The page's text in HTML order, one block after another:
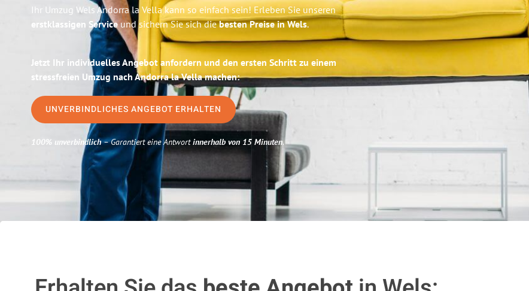
Ihr Umzug Wels Andorra la Vella kann so einfach sein! Erleben Sie unseren
erstklassigen Serviceund sichern Sie sich diebesten Preise in Wels.
Jetzt Ihr individuelles Angebot anfordern und den ersten Schritt zu einem
stressfreien Umzug nach Andorra la Vella machen:
UNVERBINDLICHES ANGEBOT ERHALTEN
100% unverbindlich– Garantiert eine Antwortinnerhalb von 15 Minuten.